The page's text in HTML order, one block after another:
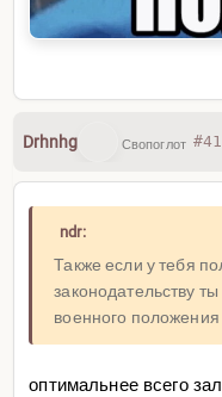
Drhnhg Свопоглот #41
ndr:
Также если у тебя
законодательству
военного положения
оптимальнее всего